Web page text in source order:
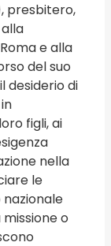
presbitero,
e alla
del suo
desiderio di
figli, ai
nella
le
o